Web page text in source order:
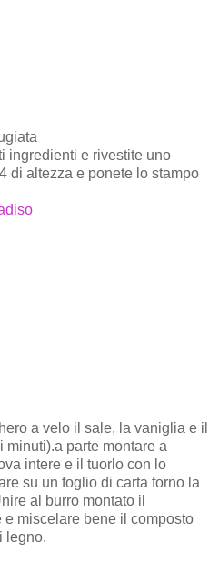
ingredienti e rivestite uno
di altezza e ponete lo stampo
a velo il sale, la vaniglia e il
minuti).a parte montare a
intere e il tuorlo con lo
su un foglio di carta forno la
al burro montato il
miscelare bene il composto
legno.